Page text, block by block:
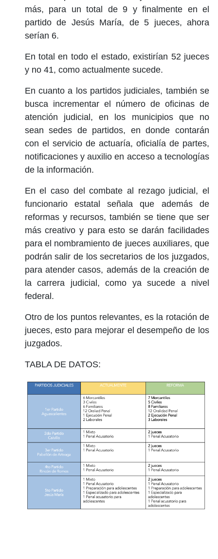
más, para un total de 9 y finalmente en el
partido de Jesús María, de 5 jueces, ahora
serían 6.
En total en todo el estado, existirían 52 jueces
y no 41, como actualmente sucede.
En cuanto a los partidos judiciales, también se
busca incrementar el número de oficinas de
atención judicial, en los municipios que no
sean sedes de partidos, en donde contarán
con el servicio de actuaría, oficialía de partes,
notificaciones y auxilio en acceso a tecnologías
de la información.
En el caso del combate al rezago judicial, el
funcionario estatal señala que además de
reformas y recursos, también se tiene que ser
más creativo y para esto se darán facilidades
para el nombramiento de jueces auxiliares, que
podrán salir de los secretarios de los juzgados,
para atender casos, además de la creación de
la carrera judicial, como ya sucede a nivel
federal.
Otro de los puntos relevantes, es la rotación de
jueces, esto para mejorar el desempeño de los
juzgados.
TABLA DE DATOS: